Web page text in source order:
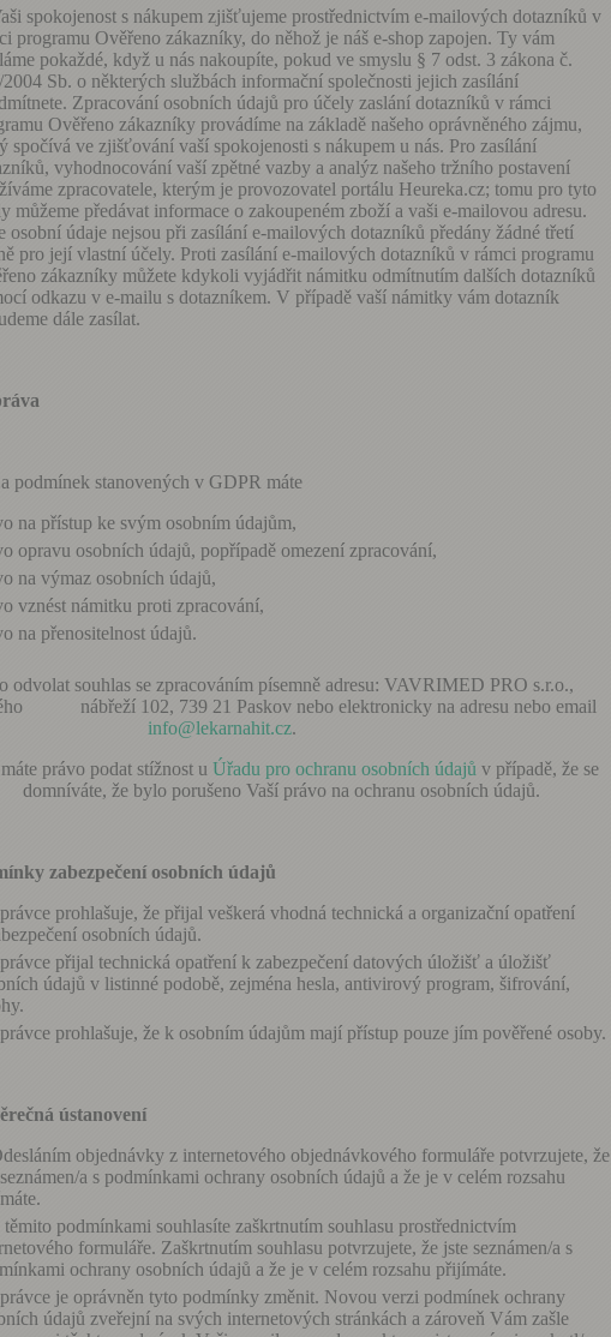
spokojenost s nákupem zjišťujeme prostřednictvím e-mailových dotazníků v
programu Ověřeno zákazníky, do něhož je náš e-shop zapojen. Ty vám
pokaždé, když u nás nakoupíte, pokud ve smyslu § 7 odst. 3 zákona č.
Sb. o některých službách informační společnosti jejich zasílání
Zpracování osobních údajů pro účely zaslání dotazníků v rámci
Ověřeno zákazníky provádíme na základě našeho oprávněného zájmu,
spočívá ve zjišťování vaší spokojenosti s nákupem u nás. Pro zasílání
vyhodnocování vaší zpětné vazby a analýz našeho tržního postavení
zpracovatele, kterým je provozovatel portálu Heureka.cz; tomu pro tyto
můžeme předávat informace o zakoupeném zboží a vaši e-mailovou adresu.
osobní údaje nejsou při zasílání e-mailových dotazníků předány žádné třetí
pro její vlastní účely. Proti zasílání e-mailových dotazníků v rámci programu
zákazníky můžete kdykoli vyjádřit námitku odmítnutím dalších dotazníků
odkazu v e-mailu s dotazníkem. V případě vaší námitky vám dotazník
dále zasílat.
podmínek stanovených v GDPR máte
na přístup ke svým osobním údajům,
opravu osobních údajů, popřípadě omezení zpracování,
na výmaz osobních údajů,
vznést námitku proti zpracování,
na přenositelnost údajů.
souhlas se zpracováním písemně adresu: VAVRIMED PRO s.r.o.,
nábřeží 102, 739 21 Paskov nebo elektronicky na adresu nebo email
info@lekarnahit.cz.
právo podat stížnost u Úřadu pro ochranu osobních údajů v případě, že se
že bylo porušeno Vaší právo na ochranu osobních údajů.
zabezpečení osobních údajů
prohlašuje, že přijal veškerá vhodná technická a organizační opatření
osobních údajů.
přijal technická opatření k zabezpečení datových úložišť a úložišť
údajů v listinné podobě, zejména hesla, antivirový program, šifrování,
prohlašuje, že k osobním údajům mají přístup pouze jím pověřené osoby.
ústanovení
objednávky z internetového objednávkového formuláře potvrzujete, že
a s podmínkami ochrany osobních údajů a že je v celém rozsahu
těmito podmínkami souhlasíte zaškrtnutím souhlasu prostřednictvím
formuláře. Zaškrtnutím souhlasu potvrzujete, že jste seznámen/a s
ochrany osobních údajů a že je v celém rozsahu přijímáte.
je oprávněn tyto podmínky změnit. Novou verzi podmínek ochrany
údajů zveřejní na svých internetových stránkách a zároveň Vám zašle